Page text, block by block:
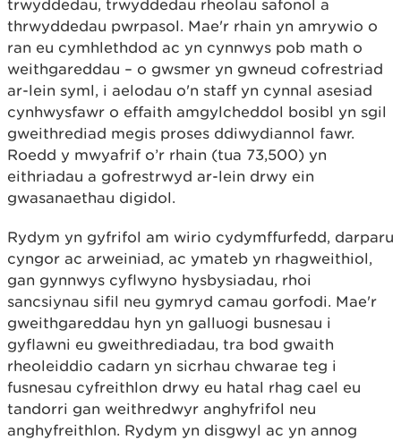
trwyddedau, trwyddedau rheolau safonol a
thrwyddedau pwrpasol. Mae'r rhain yn amrywio o
ran eu cymhlethdod ac yn cynnwys pob math o
weithgareddau – o gwsmer yn gwneud cofrestriad
ar-lein syml, i aelodau o'n staff yn cynnal asesiad
cynhwysfawr o effaith amgylcheddol bosibl yn sgil
gweithrediad megis proses ddiwydiannol fawr.
Roedd y mwyafrif o’r rhain (tua 73,500) yn
eithriadau a gofrestrwyd ar-lein drwy ein
gwasanaethau digidol.
Rydym yn gyfrifol am wirio cydymffurfedd, darparu
cyngor ac arweiniad, ac ymateb yn rhagweithiol,
gan gynnwys cyflwyno hysbysiadau, rhoi
sancsiynau sifil neu gymryd camau gorfodi. Mae'r
gweithgareddau hyn yn galluogi busnesau i
gyflawni eu gweithrediadau, tra bod gwaith
rheoleiddio cadarn yn sicrhau chwarae teg i
fusnesau cyfreithlon drwy eu hatal rhag cael eu
tandorri gan weithredwyr anghyfrifol neu
anghyfreithlon. Rydym yn disgwyl ac yn annog